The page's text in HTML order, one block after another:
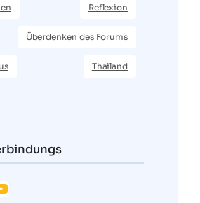
Reflexion
Überdenken des Forums
Thailand